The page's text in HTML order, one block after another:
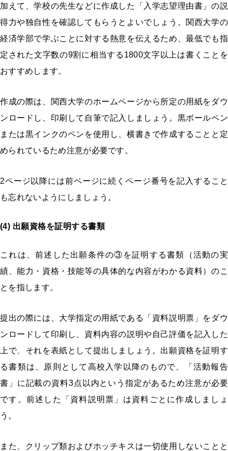
加えて、学校の先生などに作成した「入学志望理由書」の説
得力や独自性を確認してもらうとよいでしょう。関西大学の
経済学部で学ぶことに対する熱意を伝えるため、最低でも指
定された文字数の9割に相当する1800文字以上は書くことを
おすすめします。
作成の際は、関西大学のホームページから所定の用紙をダウ
ンロードし、印刷して自筆で記入しましょう。黒ボールペン
または黒インクのペンを使用し、横書きで作成することと定
められているため注意が必要です。
2ページ以降には前ページに続くページ番号を記入すること
も忘れないようにしましょう。
(4) 出願資格を証明する書類
これは、前述した出願条件の③を証明する書類（活動の実
績、能力・資格・技能等の具体的な内容がわかる資料）のこ
とを指します。
提出の際には、大学指定の用紙である「資料説明票」をダウ
ンロードして印刷し、資料内容の説明や自己評価を記入した
上で、それを表紙として提出しましょう。出願資格を証明す
る書類は、原則として高校入学以降のもので、「活動報告
書」に記載の資料3点以内という指定があるため注意が必要
です。前述した「資料説明票」は資料ごとに作成しましょ
う。
また、クリップ類およびホッチキスは一切使用しないことと